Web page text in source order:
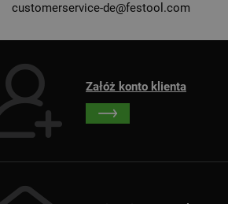
customerservice-de@festool.com
Załóż konto klienta